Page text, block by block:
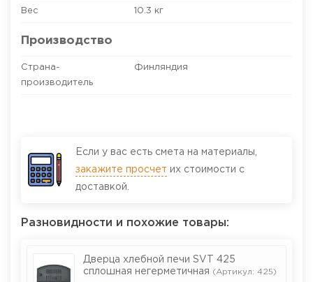
Вес 10.3 кг
Производство
Страна-
производитель
Финляндия
Если у вас есть смета на материалы,
закажите просчет их стоимости с
доставкой.
Разновидности и похожие товары:
Дверца хлебной печи SVT 425
сплошная негерметичная (Артикул: 425)